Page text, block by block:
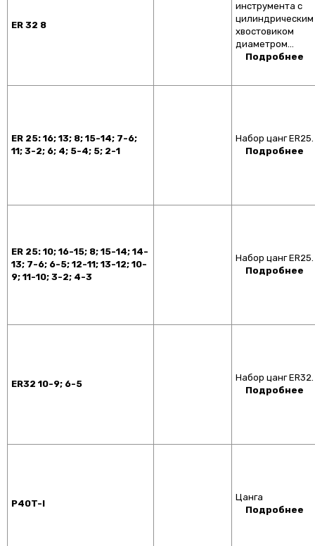
ER 32 8
инструмента с
цилиндрическим
хвостовиком
диаметром…
Подробнее
ER 25: 16; 13; 8; 15-14; 7-6;
11; 3-2; 6; 4; 5-4; 5; 2-1
Набор цанг ER25.
Подробнее
ER 25: 10; 16-15; 8; 15-14; 14-
13; 7-6; 6-5; 12-11; 13-12; 10-
9; 11-10; 3-2; 4-3
Набор цанг ER25.
Подробнее
ER32 10-9; 6-5
Набор цанг ER32.
Подробнее
P40T-I
Цанга
Подробнее